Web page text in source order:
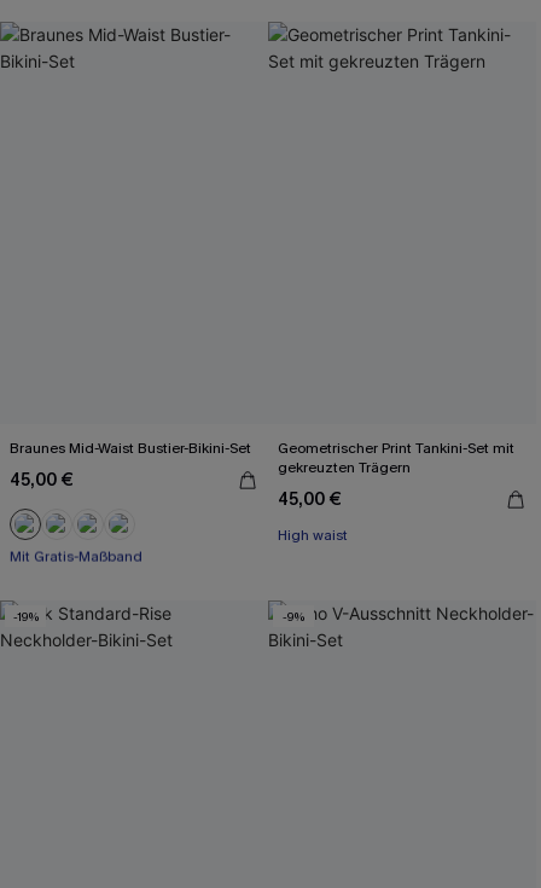
Braunes Mid-Waist Bustier-Bikini-Set
45,00 €
Mit Gratis-Maßband
Nahtlos
Geometrischer Print Tankini-Set mit
gekreuzten Trägern
45,00 €
High waist
-19% -9%